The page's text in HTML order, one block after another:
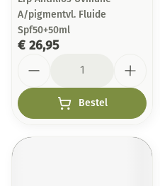
A/pigmentvl. Fluide
Spf50+50ml
€ 26,95
Bestel